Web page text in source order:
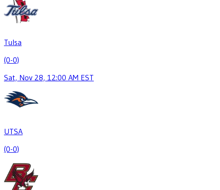
Tulsa
(0-0)
Sat, Nov 28, 12:00 AM EST
UTSA
(0-0)